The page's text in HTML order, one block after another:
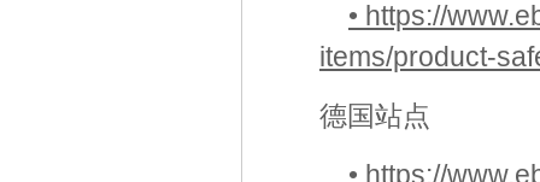
• https://
items/product-
德国站点
• https://